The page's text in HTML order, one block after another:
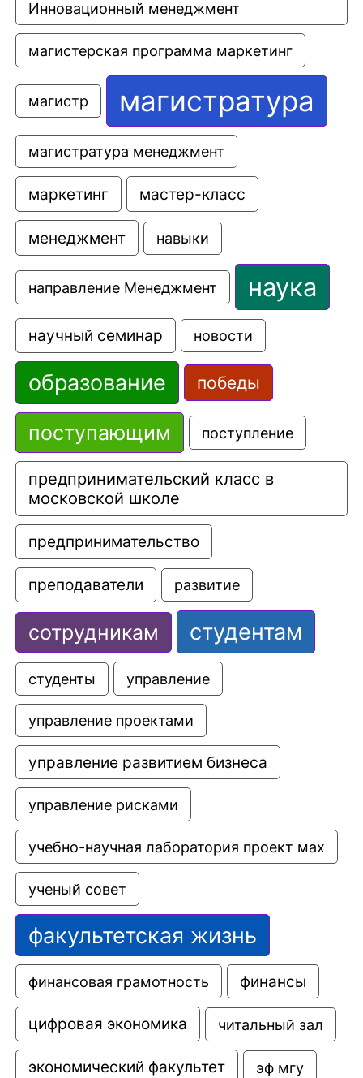
Инновационный менеджмент
магистерская программа маркетинг
магистр магистратура
магистратура менеджмент
маркетинг мастер-класс
менеджмент навыки
направление Менеджмент наука
научный семинар новости
образование победы
поступающим поступление
предпринимательский класс в
московской школе
предпринимательство
преподаватели развитие
сотрудникам студентам
студенты управление
управление проектами
управление развитием бизнеса
управление рисками
учебно-научная лаборатория проект мах
ученый совет
факультетская жизнь
финансовая грамотность финансы
цифровая экономика читальный зал
экономический факультет эф мгу